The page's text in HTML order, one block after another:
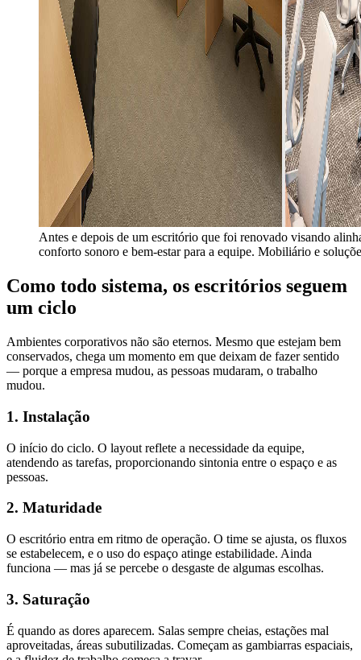
Antes e depois de um escritório que foi renovado visando
conforto sonoro e bem-estar para a equipe. Mobiliário e
Como todo sistema, os escritórios seguem
um ciclo
Ambientes corporativos não são eternos. Mesmo que estejam bem
conservados, chega um momento em que deixam de fazer sentido
— porque a empresa mudou, as pessoas mudaram, o trabalho
mudou.
1. Instalação
O início do ciclo. O layout reflete a necessidade da equipe,
atendendo as tarefas, proporcionando sintonia entre o espaço e as
pessoas.
2. Maturidade
O escritório entra em ritmo de operação. O time se ajusta, os fluxos
se estabelecem, e o uso do espaço atinge estabilidade. Ainda
funciona — mas já se percebe o desgaste de algumas escolhas.
3. Saturação
É quando as dores aparecem. Salas sempre cheias, estações mal
aproveitadas, áreas subutilizadas. Começam as gambiarras espaciais,